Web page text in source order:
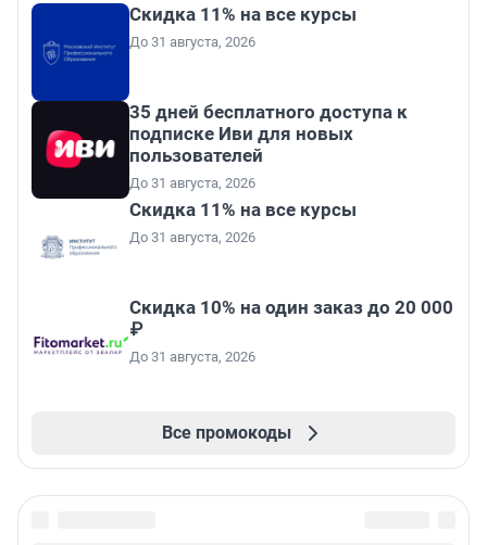
Скидка 11% на все курсы
До 31 августа, 2026
35 дней бесплатного доступа к
подписке Иви для новых
пользователей
До 31 августа, 2026
Скидка 11% на все курсы
До 31 августа, 2026
Скидка 10% на один заказ до 20 000
₽
До 31 августа, 2026
Все промокоды